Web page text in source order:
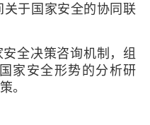
于国家安全的协同联
安全决策咨询机制，组
家安全形势的分析研
。